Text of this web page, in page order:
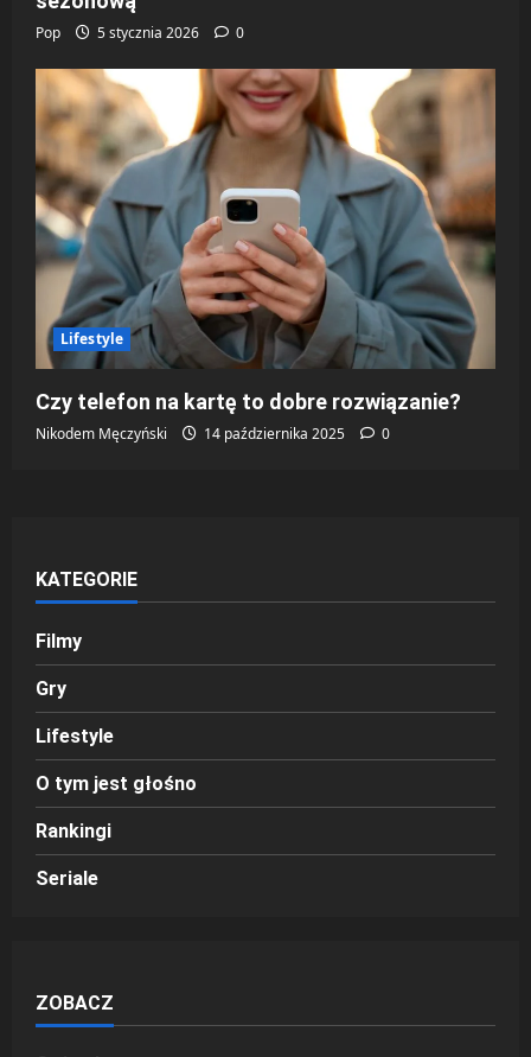
Pop 5 stycznia 2026 0
Lifestyle
Czy telefon na kartę to dobre rozwiązanie?
Nikodem Męczyński 14 października 2025 0
KATEGORIE
Filmy
Gry
Lifestyle
O tym jest głośno
Rankingi
Seriale
ZOBACZ